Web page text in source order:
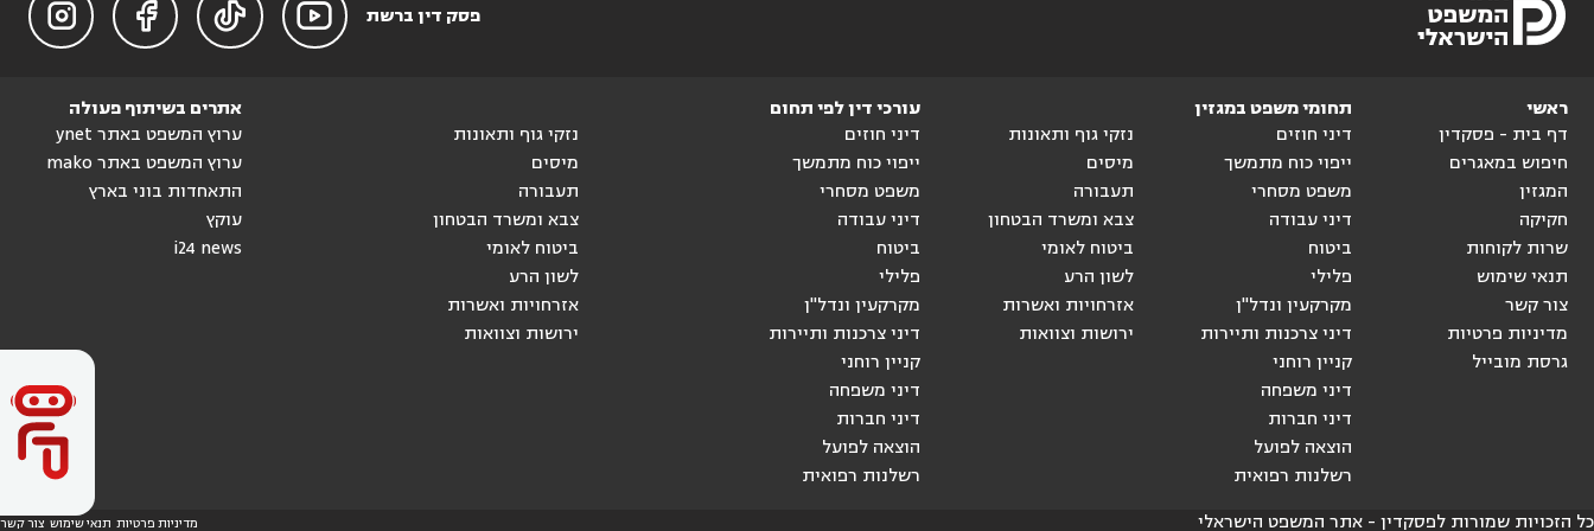
פסק דין ברשת 



ראשי
דף בית - פסקדין
חיפוש במאגרים
המגזין
חקיקה
שרות לקוחות
תנאי שימוש
צור קשר
מדיניות פרטיות
גרסת מובייל
תחומי משפט במגזין
דיני חוזים
ייפוי כוח מתמשך
משפט מסחרי
דיני עבודה
ביטוח
פלילי
מקרקעין ונדל"ן
דיני צרכנות ותיירות
קניין רוחני
דיני משפחה
דיני חברות
הוצאה לפועל
רשלנות רפואית
נזקי גוף ותאונות
מיסים
תעבורה
צבא ומשרד הבטחון
ביטוח לאומי
לשון הרע
אזרחויות ואשרות
ירושות וצוואות
עורכי דין לפי תחום
דיני חוזים
ייפוי כוח מתמשך
משפט מסחרי
דיני עבודה
ביטוח
פלילי
מקרקעין ונדל"ן
דיני צרכנות ותיירות
קניין רוחני
דיני משפחה
דיני חברות
הוצאה לפועל
רשלנות רפואית
נזקי גוף ותאונות
מיסים
תעבורה
צבא ומשרד הבטחון
ביטוח לאומי
לשון הרע
אזרחויות ואשרות
ירושות וצוואות
אתרים בשיתוף פעולה
ערוץ המשפט באתר ynet
ערוץ המשפט באתר mako
התאחדות בוני בארץ
עוקץ
i24 news
כל הזכויות שמורות לפסקדין - אתר המשפט הישראלי מדיניות פרטיות תנאי שימוש צור קשר